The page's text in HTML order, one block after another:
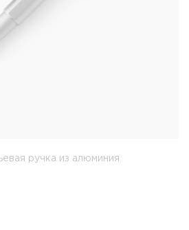
ручка из алюминия